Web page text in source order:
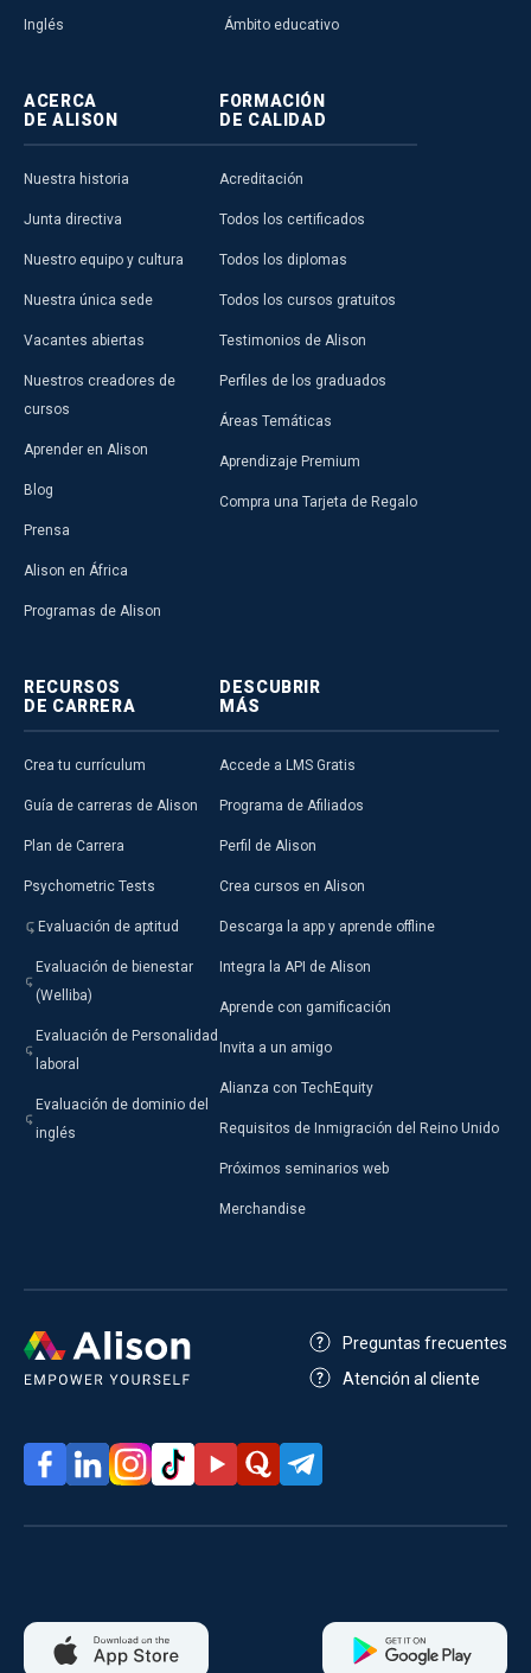
Inglés Ámbito educativo
ACERCA
DE ALISON
Nuestra historia
Junta directiva
Nuestro equipo y cultura
Nuestra única sede
Vacantes abiertas
Nuestros creadores de
cursos
Aprender en Alison
Blog
Prensa
Alison en África
Programas de Alison
FORMACIÓN
DE CALIDAD
Acreditación
Todos los certificados
Todos los diplomas
Todos los cursos gratuitos
Testimonios de Alison
Perfiles de los graduados
Áreas Temáticas
Aprendizaje Premium
Compra una Tarjeta de Regalo
RECURSOS
DE CARRERA
Crea tu currículum
Guía de carreras de Alison
Plan de Carrera
Psychometric Tests
Evaluación de aptitud
Evaluación de bienestar
(Welliba)
Evaluación de Personalidad
laboral
Evaluación de dominio del
inglés
DESCUBRIR
MÁS
Accede a LMS Gratis
Programa de Afiliados
Perfil de Alison
Crea cursos en Alison
Descarga la app y aprende offline
Integra la API de Alison
Aprende con gamificación
Invita a un amigo
Alianza con TechEquity
Requisitos de Inmigración del Reino Unido
Próximos seminarios web
Merchandise
Preguntas frecuentes
Atención al cliente